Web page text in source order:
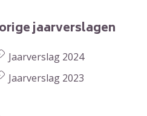
jaarverslagen
Jaarverslag 2024
Jaarverslag 2023